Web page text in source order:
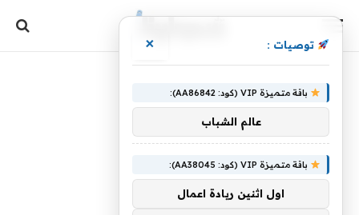
توصيات : ×
باقة متميزة VIP (كود: AA86842):
عالم الشباب
باقة متميزة VIP (كود: AA38045):
اول اثنين ريادة اعمال